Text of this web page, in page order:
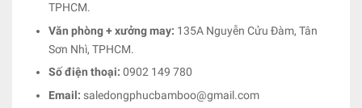
TPHCM.
Văn phòng + xưởng may: 135A Nguyễn Cửu Đàm, Tân
Sơn Nhì, TPHCM.
Số điện thoại: 0902 149 780
Email: saledongphucbamboo@gmail.com